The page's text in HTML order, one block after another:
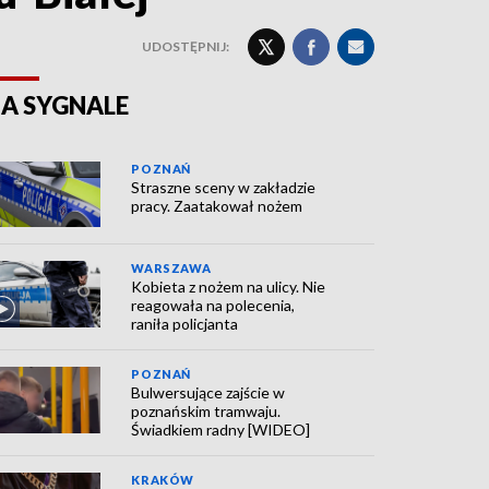
UDOSTĘPNIJ:
SYGNALE
POZNAŃ
Straszne sceny w zakładzie
pracy. Zaatakował nożem
WARSZAWA
Kobieta z nożem na ulicy. Nie
reagowała na polecenia,
raniła policjanta
POZNAŃ
Bulwersujące zajście w
poznańskim tramwaju.
Świadkiem radny [WIDEO]
KRAKÓW